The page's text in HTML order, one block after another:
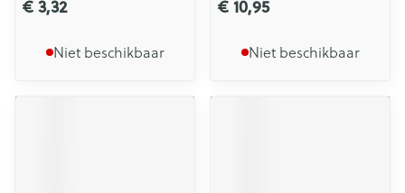
€ 3,32
Niet beschikbaar
€ 10,95
Niet beschikbaar